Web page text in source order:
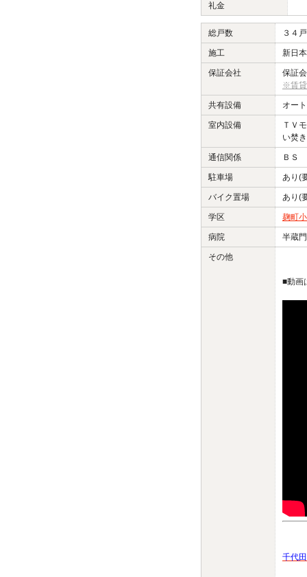
礼金
総戸数 ３４戸
施工 新日
保証会社
保証
※賃貸
共有設備 オー
室内設備
ＴＶ
い焚
通信関係 ＢＳ
駐車場 あり(
バイク置場 あり(
学区 麹町
病院 半蔵
その他
■動画
千代